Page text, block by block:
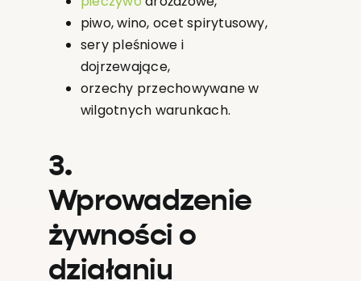
piwo, wino, ocet spirytusowy,
sery pleśniowe i
dojrzewające,
orzechy przechowywane w
wilgotnych warunkach.
3.
Wprowadzenie
żywności o
działaniu